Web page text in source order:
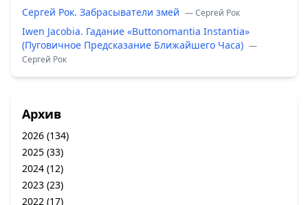
Сергей Рок. Забрасыватели змей — Сергей Рок
Iwen Jacobia. Гадание «Buttonomantia Instantia»
(Пуговичное Предсказание Ближайшего Часа) —
Сергей Рок
Архив
2026 (134)
2025 (33)
2024 (12)
2023 (23)
2022 (17)